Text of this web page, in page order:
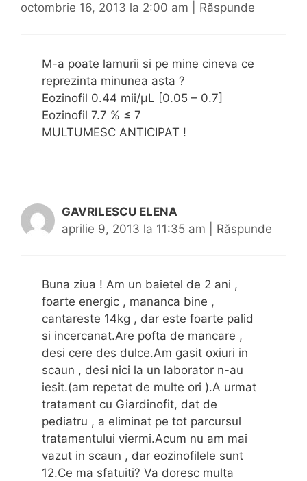
octombrie 16, 2013 la 2:00 am
Răspunde
M-a poate lamurii si pe mine cineva ce
reprezinta minunea asta ?
Eozinofil 0.44 mii/μL [0.05 – 0.7]
Eozinofil 7.7 % ≤ 7
MULTUMESC ANTICIPAT !
GAVRILESCU ELENA
aprilie 9, 2013 la 11:35 am
Răspunde
Buna ziua ! Am un baietel de 2 ani ,
foarte energic , mananca bine ,
cantareste 14kg , dar este foarte palid
si incercanat.Are pofta de mancare ,
desi cere des dulce.Am gasit oxiuri in
scaun , desi nici la un laborator n-au
iesit.(am repetat de multe ori ).A urmat
tratament cu Giardinofit, dat de
pediatru , a eliminat pe tot parcursul
tratamentului viermi.Acum nu am mai
vazut in scaun , dar eozinofilele sunt
12.Ce ma sfatuiti? Va doresc multa